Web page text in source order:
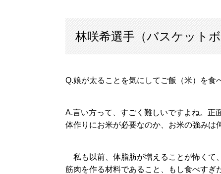
林咲希選手（バスケット
Q.娘が太ることを気にしてご飯（米）を食
A.言い方って、すごく難しいですよね。正
体作りにお米が必要なのか、お米の強みは
私も以前、体脂肪が増えることが怖くて
筋肉を作る材料であること、もし食べすぎ